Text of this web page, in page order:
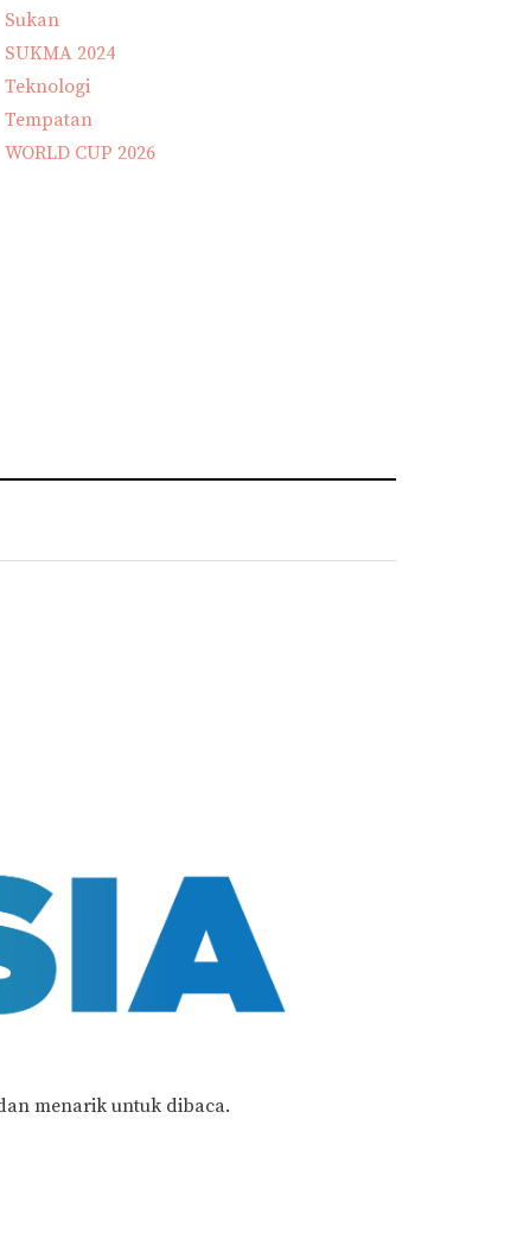
Sukan
SUKMA 2024
Teknologi
Tempatan
WORLD CUP 2026
menarik untuk dibaca.